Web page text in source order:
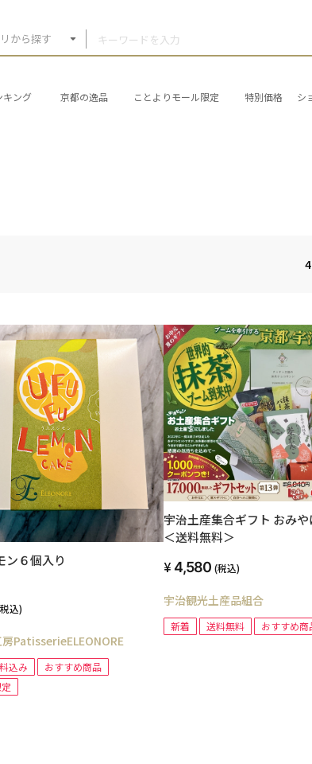
から探す
キング 京都の逸品 ことよりモール限定 特別価格 シ
ン６個入り
込)
PatisserieELEONORE
込み
おすすめ商品
宇治土産集合ギフト おみ
＜送料無料＞
4,580 (税込)
宇治観光土産品組合
新着 送料無料 おすすめ商